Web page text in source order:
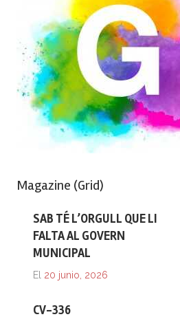
Magazine (Grid)
SAB TÉ L’ORGULL QUE LI
FALTA AL GOVERN
MUNICIPAL
El 20 junio, 2026
CV-336